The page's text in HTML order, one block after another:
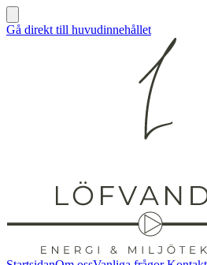
Gå direkt till huvudinnehållet